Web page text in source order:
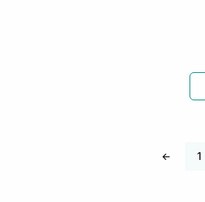
← 1